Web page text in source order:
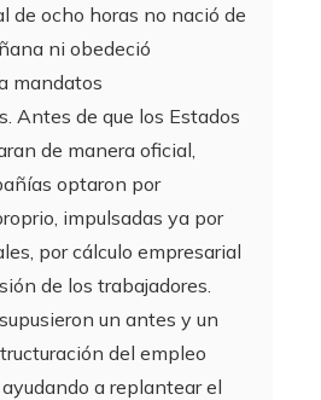
de ocho horas no nació de
ni obedeció
mandatos
Antes de que los Estados
de manera oficial,
optaron por
impulsadas ya por
por cálculo empresarial
de los trabajadores.
un antes y un
del empleo
a replantear el